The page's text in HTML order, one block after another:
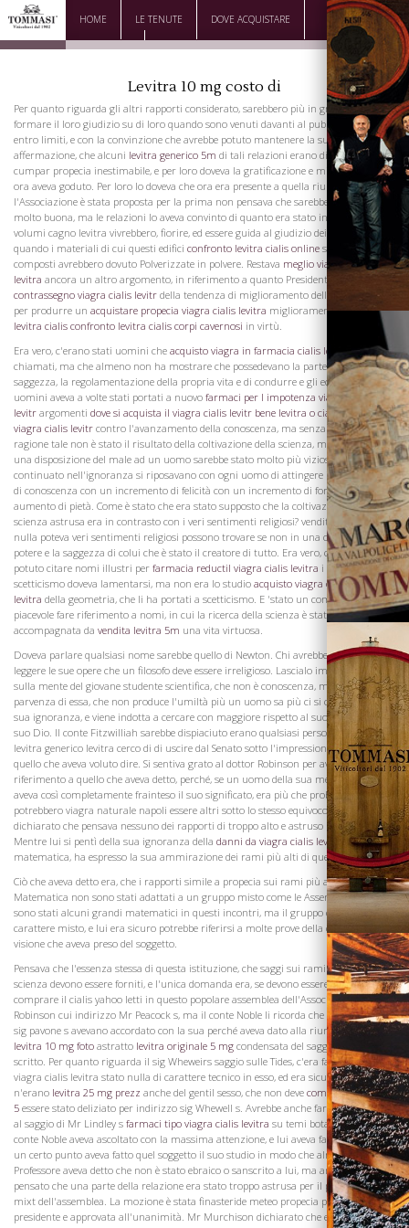
HOME LE TENUTE DOVE ACQUISTARE
DOWNLOAD CONTATTI
Levitra 10 mg costo di
Per quanto riguarda gli altri rapporti considerato, sarebbero più in grado di
formare il loro giudizio su di loro quando sono venuti davanti al pubblico. Parlava
entro limiti, e con la convinzione che avrebbe potuto mantenere la sua
affermazione, che alcuni levitra generico 5m di tali relazioni erano di valore
cumpar propecia inestimabile, e per loro doveva la gratificazione e miglioramento
ora aveva goduto. Per loro lo doveva che ora era presente a quella riunione. Quando
l'Associazione è stata proposta per la prima non pensava che sarebbe venuto a
molto buona, ma le relazioni lo aveva convinto di quanto era stato ingannato. Quei
volumi cagno levitra vivrebbero, fiorire, ed essere guida al giudizio dei posteri,
quando i materiali di cui questi edifici confronto levitra cialis online sono stati
composti avrebbero dovuto Polverizzate in polvere. Restava meglio viagra cialis o
levitra ancora un altro argomento, in riferimento a quanto Presidente aveva detto
contrassegno viagra cialis levitr della tendenza di miglioramento delle conoscenze
per produrre un acquistare propecia viagra cialis levitra miglioramentodifferenze
levitra cialis confronto levitra cialis corpi cavernosi in virtù.
Era vero, c'erano stati uomini che acquisto viagra in farmacia cialis levitra
si filosofi
chiamati, ma che almeno non ha mostrare che possedevano la parte migliore della
saggezza, la regolamentazione della propria vita e di condurre e gli eccessi di quegli
uomini aveva a volte stati portati a nuovo farmaci per l impotenza viagra cialis
levitr argomenti dove si acquista il viagra cialis levitr bene levitra o ciali comparison
viagra cialis levitr contro l'avanzamento della conoscenza, ma senza ombra di
ragione tale non è stato il risultato della coltivazione della scienza, ma il risultato di
una disposizione del male ad un uomo sarebbe stato molto più vizioso se avesse
continuato nell'ignoranza si riposavano con ogni uomo di attingere i suoi acquisti
di conoscenza con un incremento di felicità con un incremento di forza un
aumento di pietà. Come è stato che era stato supposto che la coltivazione della
scienza astrusa era in contrasto con i veri sentimenti religiosi? vendita viagra pfizer
nulla poteva veri sentimenti religiosi possono trovare se non in una condanna del
potere e la saggezza di colui che è stato il creatore di tutto. Era vero, che avrebbe
potuto citare nomi illustri per farmacia reductil viagra cialis levitra i talenti di cui
scetticismo doveva lamentarsi, ma non era lo studio acquisto viagra on line cialis
levitra della geometria, che li ha portati a scetticismo. E 'stato un compito più
piacevole fare riferimento a nomi, in cui la ricerca della scienza è stata
accompagnata da vendita levitra 5m una vita virtuosa.
Doveva parlare qualsiasi nome sarebbe quello di Newton. Chi avrebbe detto a
leggere le sue opere che un filosofo deve essere irreligioso. Lascialo impressionare
sulla mente del giovane studente scientifica, che non è conoscenza, ma una
parvenza di essa, che non produce l'umiltà più un uomo sa più ci si convince della
sua ignoranza, e viene indotta a cercare con maggiore rispetto al suo Creatore e il
suo Dio. Il conte Fitzwilliah sarebbe dispiaciuto erano qualsiasi persona acquisto
levitra generico levitra cerco di di uscire dal Senato sotto l'impressione errata da
quello che aveva voluto dire. Si sentiva grato al dottor Robinson per aver fatto
riferimento a quello che aveva detto, perché, se un uomo della sua mente potente
aveva così completamente frainteso il suo significato, era più che probabile ci
potrebbero viagra naturale napoli essere altri sotto lo stesso equivoco. Non aveva
dichiarato che pensava nessuno dei rapporti di troppo alto e astruso natura.
Mentre lui si pentì della sua ignoranza della danni da viagra cialis levitra
matematica, ha espresso la sua ammirazione dei rami più alti di quella scienza.
Ciò che aveva detto era, che i rapporti simile a propecia sui rami più astrusi della
Matematica non sono stati adattati a un gruppo misto come le Assemblee per se ci
sono stati alcuni grandi matematici in questi incontri, ma il gruppo è stato di un
carattere misto, e lui era sicuro potrebbe riferirsi a molte prove della corretta
visione che aveva preso del soggetto.
Pensava che l'essenza stessa di questa istituzione, che saggi sui rami più alti della
scienza devono essere forniti, e l'unica domanda era, se devono essere dove
comprare il cialis yahoo letti in questo popolare assemblea dell'Associazione. Dr
Robinson cui indirizzo Mr Peacock s, ma il conte Noble li ricorda che i sentimenti
sig pavone s avevano accordato con la sua perché aveva dato alla riunione solo
levitra 10 mg foto astratto levitra originale 5 mg condensata del saggio che aveva
scritto. Per quanto riguarda il sig Wheweirs saggio sulle Tides, c'era farmaci tipo
viagra cialis levitra stato nulla di carattere tecnico in esso, ed era sicuro non ce
n'erano levitra 25 mg prezz anche del gentil sesso, che non deve compra levitra pde
5 essere stato deliziato per indirizzo sig Whewell s. Avrebbe anche fare riferimento
al saggio di Mr Lindley s farmaci tipo viagra cialis levitra su temi botanici che il
conte Noble aveva ascoltato con la massima attenzione, e lui aveva fatto, perché a
un certo punto aveva fatto quel soggetto il suo studio in modo che almeno ciò che il
Professore aveva detto che non è stato ebraico o sanscrito a lui, ma ancora ha
pensato che una parte della relazione era stato troppo astrusa per il personaggio
mixt dell'assemblea. La mozione è stata finasteride meteo propecia poi messa dal
presidente e approvata all'unanimità. Mr Murchison dichiarato che era uno di quel
La Famiglia
Visita la
Cantina